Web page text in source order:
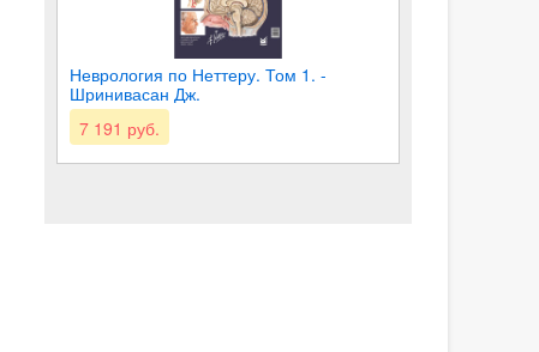
Неврология по Неттеру. Том 1. -
Шринивасан Дж.
7 191 руб.